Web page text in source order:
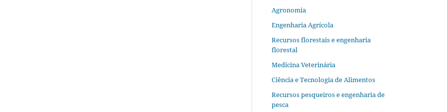
Agronomia
Engenharia Agrícola
Recursos florestais e engenharia
florestal
Medicina Veterinária
Ciência e Tecnologia de Alimentos
Recursos pesqueiros e engenharia de
pesca